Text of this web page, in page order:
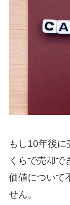
もし10年後
くらで売却で
価値について
せん。